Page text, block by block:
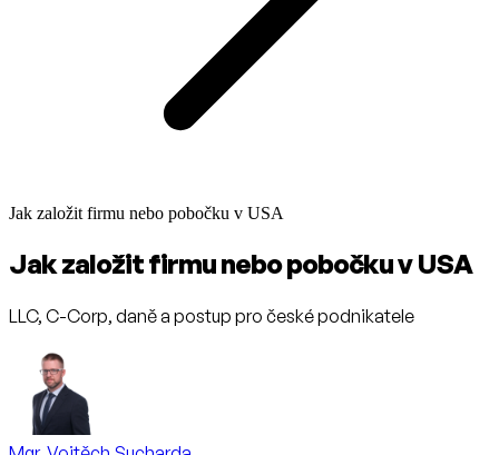
Jak založit firmu nebo pobočku v USA
Jak založit firmu nebo pobočku v USA
LLC, C-Corp, daně a postup pro české podnikatele